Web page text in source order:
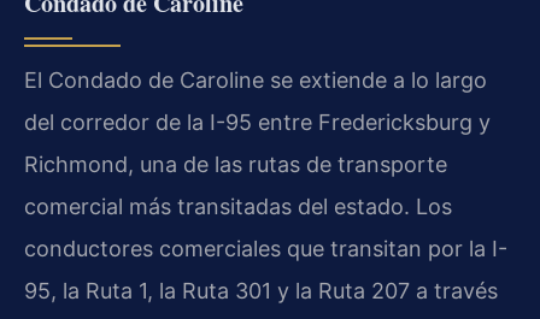
El Condado de Caroline se extiende a lo largo
del corredor de la I-95 entre Fredericksburg y
Richmond, una de las rutas de transporte
comercial más transitadas del estado. Los
conductores comerciales que transitan por la I-
95, la Ruta 1, la Ruta 301 y la Ruta 207 a través